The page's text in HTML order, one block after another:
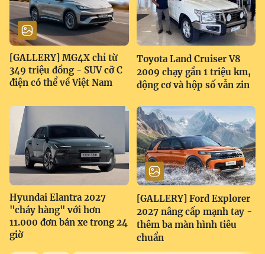
[GALLERY] MG4X chỉ từ
349 triệu đồng - SUV cỡ C
điện có thể về Việt Nam
Toyota Land Cruiser V8
2009 chạy gần 1 triệu km,
động cơ và hộp số vẫn zin
Hyundai Elantra 2027
"cháy hàng" với hơn
11.000 đơn bán xe trong 24
giờ
[GALLERY] Ford Explorer
2027 nâng cấp mạnh tay -
thêm ba màn hình tiêu
chuẩn